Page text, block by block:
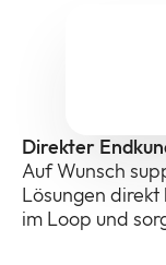
Direkter
Auf Wunsch
Lösungen
im Loop und